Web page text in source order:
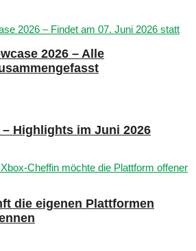
2026 – Alle
– Highlights im Juni 2026
die eigenen Plattformen